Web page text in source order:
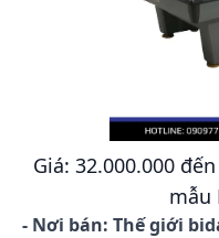
Giá: 32.000.000
mẫu
- Nơi bán: Thế giới